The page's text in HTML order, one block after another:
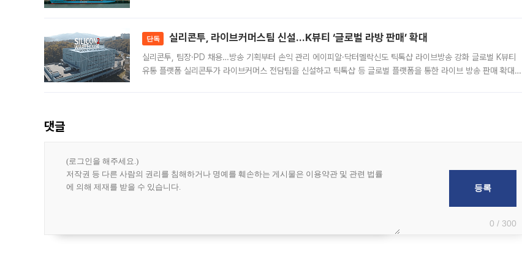
단독 실리콘투, 라이브커머스팀 신설…K뷰티 ‘글로벌 라방 판매’ 확대
실리콘투, 팀장·PD 채용…방송 기획부터 손익 관리 에이피알·닥터멜락신도 틱톡샵 라이브방송 강화 글로벌 K뷰티
유통 플랫폼 실리콘투가 라이브커머스 전담팀을 신설하고 틱톡샵 등 글로벌 플랫폼을 통한 라이브 방송 판매 확대에
댓글
0 / 300